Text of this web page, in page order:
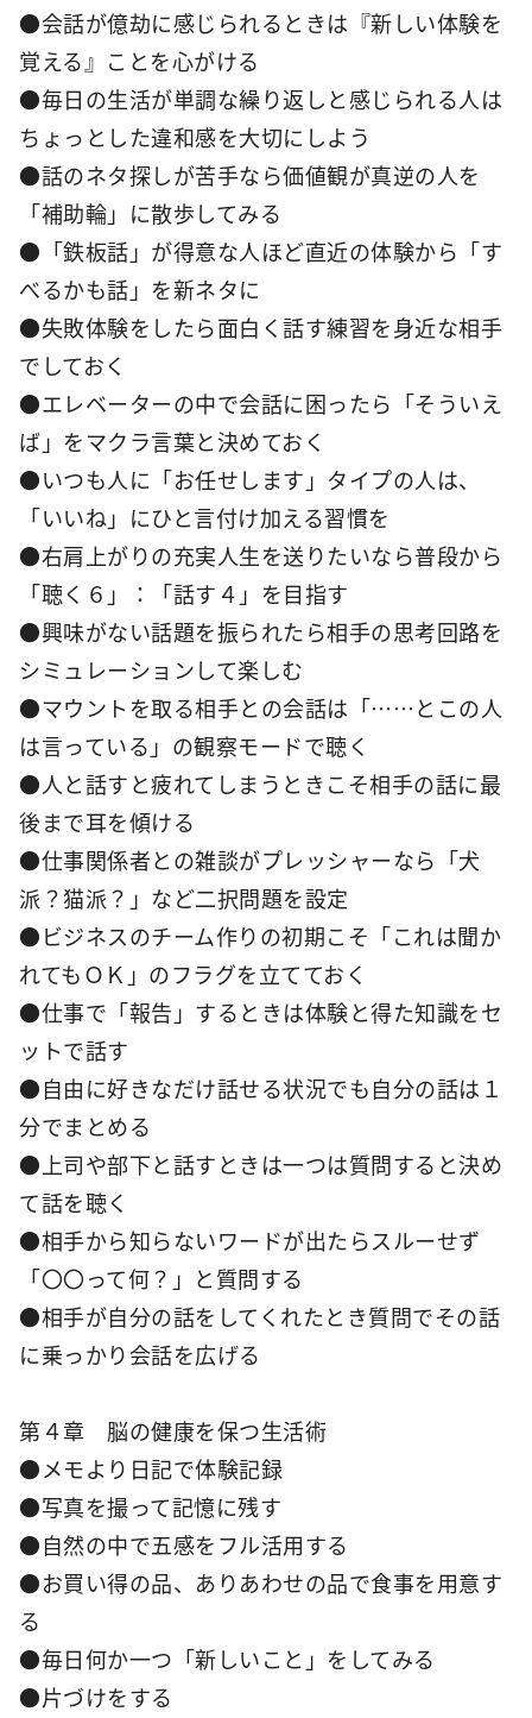
●会話が億劫に感じられるときは『新しい体験を
覚える』ことを心がける
●毎日の生活が単調な繰り返しと感じられる人は
ちょっとした違和感を大切にしよう
●話のネタ探しが苦手なら価値観が真逆の人を
「補助輪」に散歩してみる
●「鉄板話」が得意な人ほど直近の体験から「す
べるかも話」を新ネタに
●失敗体験をしたら面白く話す練習を身近な相手
でしておく
●エレベーターの中で会話に困ったら「そういえ
ば」をマクラ言葉と決めておく
●いつも人に「お任せします」タイプの人は、
「いいね」にひと言付け加える習慣を
●右肩上がりの充実人生を送りたいなら普段から
「聴く６」：「話す４」を目指す
●興味がない話題を振られたら相手の思考回路を
シミュレーションして楽しむ
●マウントを取る相手との会話は「……とこの人
は言っている」の観察モードで聴く
●人と話すと疲れてしまうときこそ相手の話に最
後まで耳を傾ける
●仕事関係者との雑談がプレッシャーなら「犬
派？猫派？」など二択問題を設定
●ビジネスのチーム作りの初期こそ「これは聞か
れてもＯＫ」のフラグを立てておく
●仕事で「報告」するときは体験と得た知識をセ
ットで話す
●自由に好きなだけ話せる状況でも自分の話は１
分でまとめる
●上司や部下と話すときは一つは質問すると決め
て話を聴く
●相手から知らないワードが出たらスルーせず
「〇〇って何？」と質問する
●相手が自分の話をしてくれたとき質問でその話
に乗っかり会話を広げる
第４章 脳の健康を保つ生活術
●メモより日記で体験記録
●写真を撮って記憶に残す
●自然の中で五感をフル活用する
●お買い得の品、ありあわせの品で食事を用意す
る
●毎日何か一つ「新しいこと」をしてみる
●片づけをする